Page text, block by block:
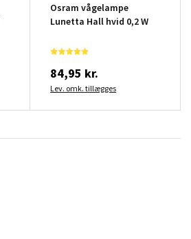
Osram vågelampe
Lunetta Hall hvid 0,2 W
84,95 kr.
Lev. omk. tillægges